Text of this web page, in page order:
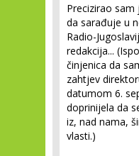
Precizirao
da sarađuje u
Radio-
redakcija...
činjenica da
zahtjev
datumom 6.
doprinijela da
iz, nad nama,
vlasti.)